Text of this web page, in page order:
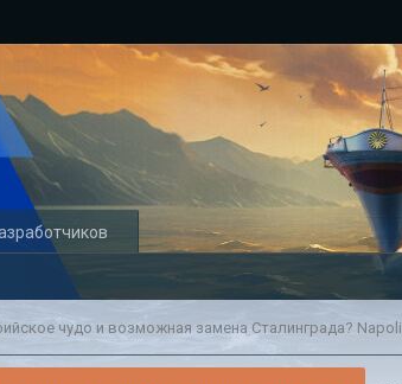
чудо и возможная замена Сталинграда? Napoli